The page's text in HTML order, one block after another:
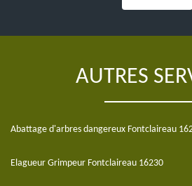
AUTRES
Abattage d'arbres dangereux Fontclaireau
Elagueur Grimpeur Fontclaireau 16230